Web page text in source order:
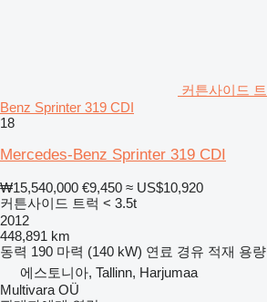
커튼사이드
Benz Sprinter 319 CDI
18
Mercedes-Benz Sprinter 319 CDI
₩15,540,000 €9,450 ≈ US$10,920
커튼사이드 트럭 < 3.5t
2012
448,891 km
동력 190 마력 (140 kW) 연료 경유 적재 용량
에스토니아, Tallinn, Harjumaa
Multivara OÜ